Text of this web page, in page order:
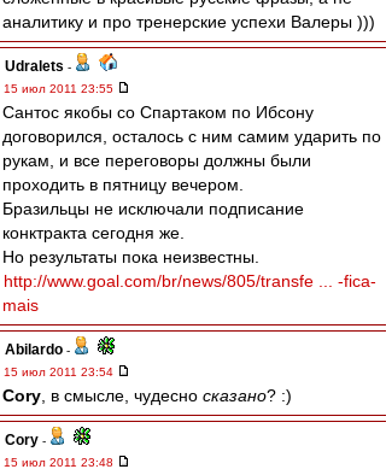
аналитику и про тренерские успехи Валеры )))
Udralets -
15 июл 2011 23:55
Сантос якобы со Спартаком по Ибсону
договорился, осталось с ним самим ударить по
рукам, и все переговоры должны были
проходить в пятницу вечером.
Бразильцы не исключали подписание
конктракта сегодня же.
Но результаты пока неизвестны.
http://www.goal.com/br/news/805/transfe ... -fica-
mais
Abilardo -
15 июл 2011 23:54
Cory , в смысле, чудесно сказано? :)
Cory -
15 июл 2011 23:48